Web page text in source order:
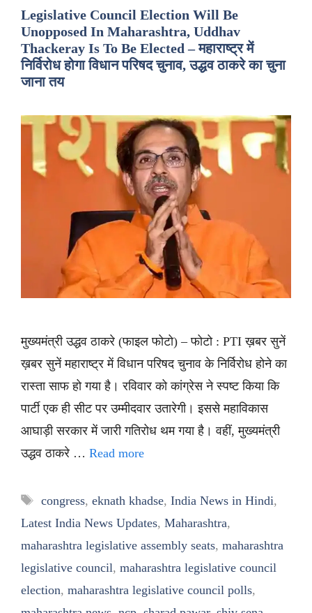
Legislative Council Election Will Be
Unopposed In Maharashtra, Uddhav
Thackeray Is To Be Elected – महाराष्ट्र में
निर्विरोध होगा विधान परिषद चुनाव, उद्धव ठाकरे का चुना
जाना तय
मुख्यमंत्री उद्धव ठाकरे (फाइल फोटो) – फोटो : PTI ख़बर सुनें
ख़बर सुनें महाराष्ट्र में विधान परिषद चुनाव के निर्विरोध होने का
रास्ता साफ हो गया है। रविवार को कांग्रेस ने स्पष्ट किया कि
पार्टी एक ही सीट पर उम्मीदवार उतारेगी। इससे महाविकास
आघाड़ी सरकार में जारी गतिरोध थम गया है। वहीं, मुख्यमंत्री
उद्धव ठाकरे … Read more
Tags
congress, eknath khadse, India News in Hindi,
Latest India News Updates, Maharashtra,
maharashtra legislative assembly seats, maharashtra
legislative council, maharashtra legislative council
election, maharashtra legislative council polls,